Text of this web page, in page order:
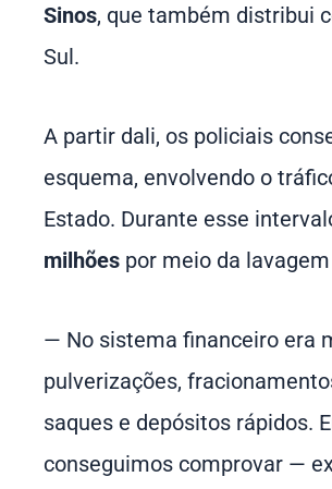
Sinos, que também distribui
Sul.
A partir dali, os policiais
esquema, envolvendo o
Estado. Durante esse
milhões por meio da
— No sistema financeiro era
pulverizações,
saques e depósitos rápidos.
conseguimos comprovar —